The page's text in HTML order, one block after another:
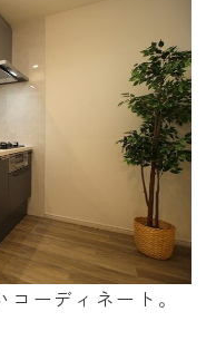
ーディネート。